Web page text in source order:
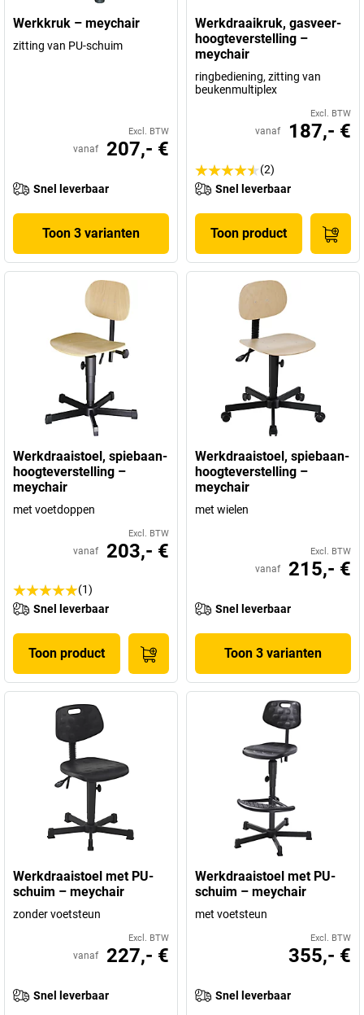
Werkkruk – meychair
zitting van PU-schuim
Excl. BTW
vanaf 207,- €
Snel leverbaar
Toon 3 varianten
Werkdraaikruk, gasveer-
hoogteverstelling –
meychair
ringbediening, zitting van
beukenmultiplex
Excl. BTW
vanaf 187,- €
(2)
Snel leverbaar
Toon product
Werkdraaistoel, spiebaan-
hoogteverstelling –
meychair
met voetdoppen
Excl. BTW
vanaf 203,- €
(1)
Snel leverbaar
Toon product
Werkdraaistoel, spiebaan-
hoogteverstelling –
meychair
met wielen
Excl. BTW
vanaf 215,- €
Snel leverbaar
Toon 3 varianten
Werkdraaistoel met PU-
schuim – meychair
zonder voetsteun
Excl. BTW
vanaf 227,- €
Snel leverbaar
Werkdraaistoel met PU-
schuim – meychair
met voetsteun
Excl. BTW
355,- €
Snel leverbaar